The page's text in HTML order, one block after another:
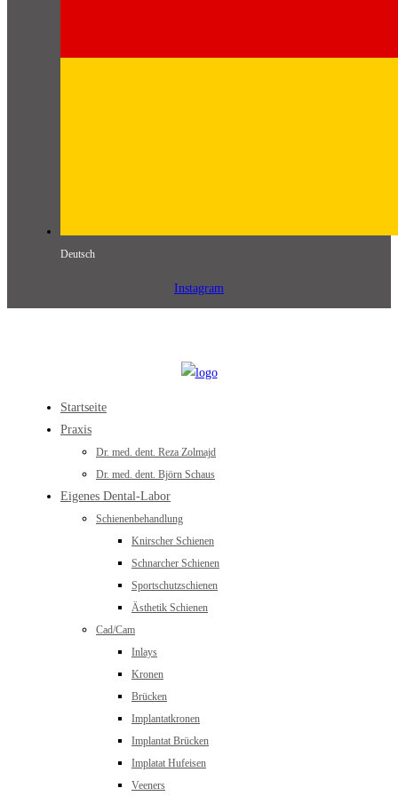
Deutsch
Instagram
Startseite
Praxis
Dr. med. dent. Reza Zolmajd
Dr. med. dent. Björn Schaus
Eigenes Dental-Labor
Schienenbehandlung
Knirscher Schienen
Schnarcher Schienen
Sportschutzschienen
Ästhetik Schienen
Cad/Cam
Inlays
Kronen
Brücken
Implantatkronen
Implantat Brücken
Implatat Hufeisen
Veeners